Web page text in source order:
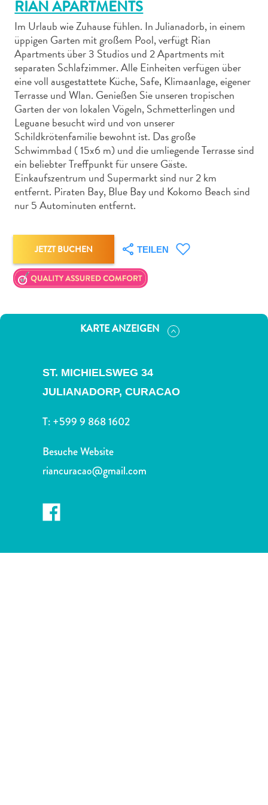
Abenteuer
zu
Land
andere
Einkaufsviertel
Essen
und
trinken
Kunst
und
Nachtleben
und
Natur
Wahrzeichen
Tauchoperatoren
RIAN APARTMENTS
Im Urlaub wie Zuhause fühlen. In Julianadorb, in einem
üppigen Garten mit großem Pool, verfügt Rian
Apartments über 3 Studios und 2 Apartments mit
separaten Schlafzimmer. Alle Einheiten verfügen über
eine voll ausgestattete Küche, Safe, Klimaanlage, eigener
Terrasse und Wlan. Genießen Sie unseren tropischen
Garten der von lokalen Vögeln, Schmetterlingen und
Leguane besucht wird und von unserer
Schildkrötenfamilie bewohnt ist. Das große
Schwimmbad ( 15x6 m) und die umliegende Terrasse sind
ein beliebter Treffpunkt für unsere Gäste.
Einkaufszentrum und Supermarkt sind nur 2 km
entfernt. Piraten Bay, Blue Bay und Kokomo Beach sind
nur 5 Autominuten entfernt.
JETZT BUCHEN TEILEN
KARTE ANZEIGEN
ST. MICHIELSWEG 34
JULIANADORP, CURACAO
T:+599 9 868 1602
Besuche Website
riancuracao@gmail.com